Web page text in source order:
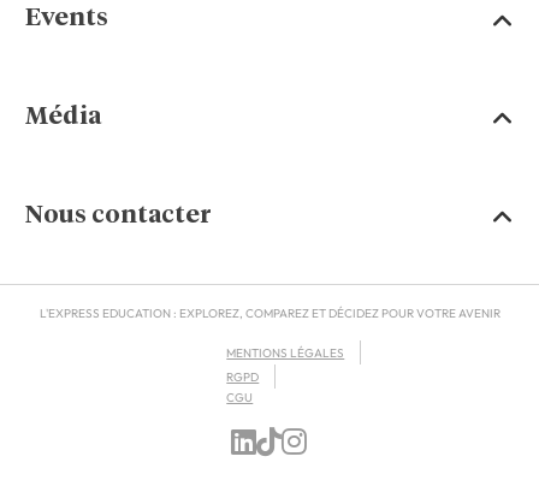
Events
Média
Nous contacter
L'EXPRESS EDUCATION : EXPLOREZ, COMPAREZ ET DÉCIDEZ POUR VOTRE AVENIR
MENTIONS LÉGALES
RGPD
CGU